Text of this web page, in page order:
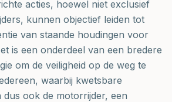
acties, hoewel niet exclusief
kunnen objectief leiden tot
van staande houdingen voor
is een onderdeel van een bredere
om de veiligheid op de weg te
waarbij kwetsbare
ook de motorrijder, een